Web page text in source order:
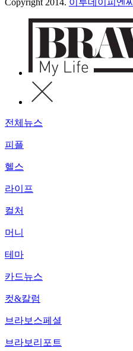
Copyright 2014. 이투데이피엔씨
전체뉴스
피플
헬스
라이프
컬처
머니
테마
카드뉴스
컷&칼럼
브라보스페셜
브라보리포트